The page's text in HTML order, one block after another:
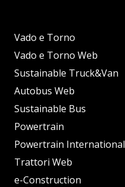
Vado e Torno
Vado e Torno Web
Sustainable Truck&Van
Autobus Web
Sustainable Bus
Powertrain
Powertrain International
Trattori Web
e-Construction